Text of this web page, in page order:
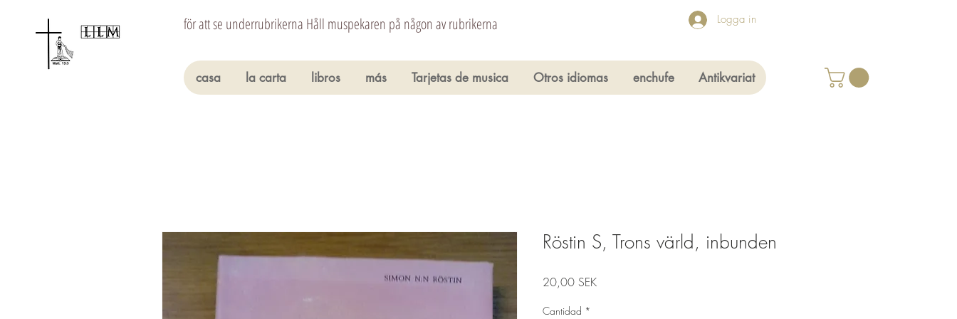
för att se underrubrikerna Håll muspekaren på någon av rubrikerna Logga in
casa la carta libros más Tarjetas de musica Otros idiomas enchufe Antikvariat
Röstin S, Trons värld, inbunden
20,00 SEKPrecio
Cantidad *